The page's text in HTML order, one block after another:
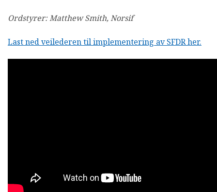
Ordstyrer: Matthew Smith, Norsif
Last ned veilederen til implementering av SFDR her.